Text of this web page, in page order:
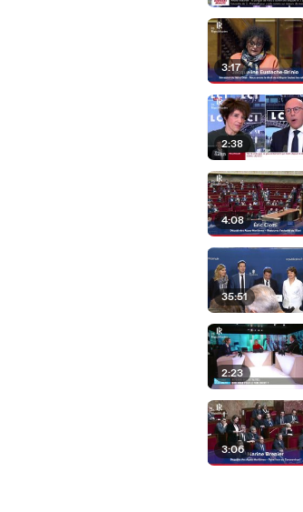
3:17
2:38
4:08
35:51
2:23
3:06